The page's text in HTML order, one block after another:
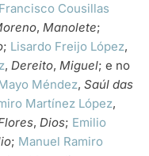
Francisco Cousillas
, Manolete;
; Lisardo Freijo López,
, Dereito, Miguel; e no
Méndez, Saúl das
Martínez López,
, Dios; Emilio
; Manuel Ramiro